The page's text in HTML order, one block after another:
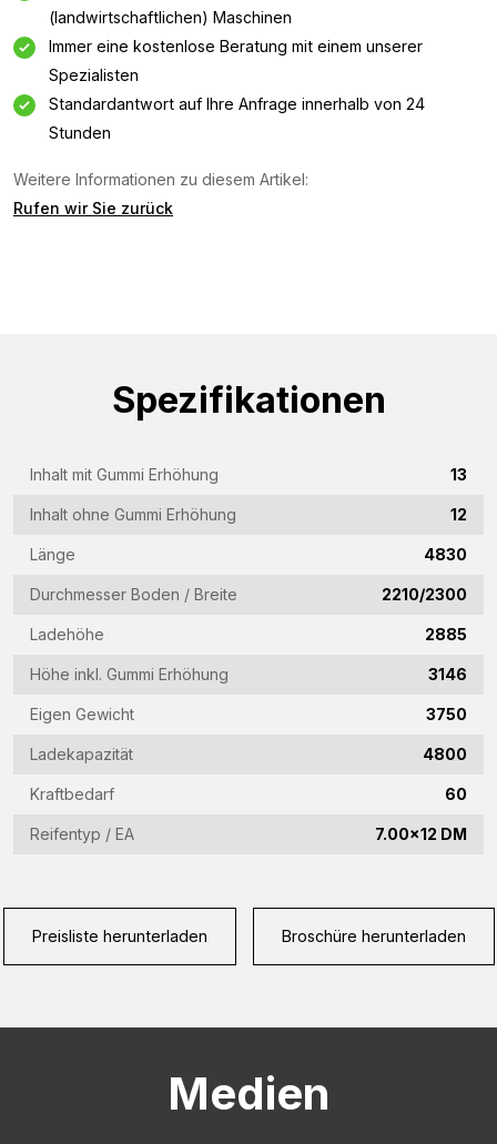
(landwirtschaftlichen) Maschinen
Immer eine kostenlose Beratung mit einem unserer
Spezialisten
Standardantwort auf Ihre Anfrage innerhalb von 24
Stunden
Weitere Informationen zu diesem Artikel:
Rufen wir Sie zurück
Spezifikationen
Inhalt mit Gummi Erhöhung 13
Inhalt ohne Gummi Erhöhung 12
Länge 4830
Durchmesser Boden / Breite 2210/2300
Ladehöhe 2885
Höhe inkl. Gummi Erhöhung 3146
Eigen Gewicht 3750
Ladekapazität 4800
Kraftbedarf 60
Reifentyp / EA 7.00x12 DM
Preisliste herunterladen Broschüre herunterladen
Medien
(Required)
E-
Adresse
(Required)
(Required)
(Required)
Woonplaats
(Required)
Vraag
CAPTCHA